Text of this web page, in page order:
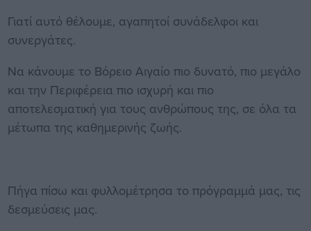
Γιατί αυτό θέλουμε, αγαπητοί συνάδελφοι και
συνεργάτες.
Να κάνουμε το Βόρειο Αιγαίο πιο δυνατό, πιο μεγάλο
και την Περιφέρεια πιο ισχυρή και πιο
αποτελεσματική για τους ανθρώπους της, σε όλα τα
μέτωπα της καθημερινής ζωής.
Πήγα πίσω και φυλλομέτρησα το πρόγραμμά μας, τις
δεσμεύσεις μας.